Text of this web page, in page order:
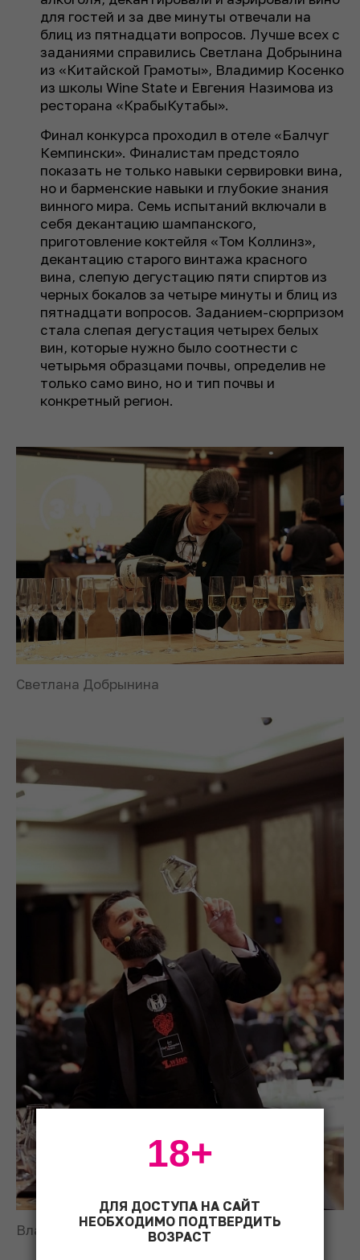
для гостей и за две минуты отвечали на
блиц из пятнадцати вопросов. Лучше всех с
заданиями справились Светлана Добрынина
из «Китайской Грамоты», Владимир Косенко
из школы Wine State и Евгения Назимова из
ресторана «КрабыКутабы».
Финал конкурса проходил в отеле «Балчуг
Кемпински». Финалистам предстояло
показать не только навыки сервировки вина,
но и барменские навыки и глубокие знания
винного мира. Семь испытаний включали в
себя декантацию шампанского,
приготовление коктейля «Том Коллинз»,
декантацию старого винтажа красного
вина, слепую дегустацию пяти спиртов из
черных бокалов за четыре минуты и блиц из
пятнадцати вопросов. Заданием-сюрпризом
стала слепая дегустация четырех белых
вин, которые нужно было соотнести с
четырьмя образцами почвы, определив не
только само вино, но и тип почвы и
конкретный регион.
Светлана Добрынина
Владимир Косенко
ДЛЯ ДОСТУПА НА САЙТ
НЕОБХОДИМО ПОДТВЕРДИТЬ
ВОЗРАСТ
18+